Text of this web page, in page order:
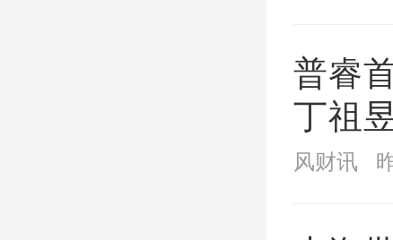
普睿
丁祖
阶段
风财讯